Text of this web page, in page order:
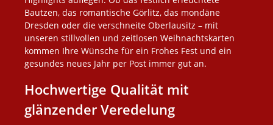
Bautzen, das romantische Görlitz, das mondäne
Dresden oder die verschneite Oberlausitz – mit
unseren stillvollen und zeitlosen Weihnachtskarten
kommen Ihre Wünsche für ein Frohes Fest und ein
gesundes neues Jahr per Post immer gut an.
Hochwertige Qualität mit
glänzender Veredelung